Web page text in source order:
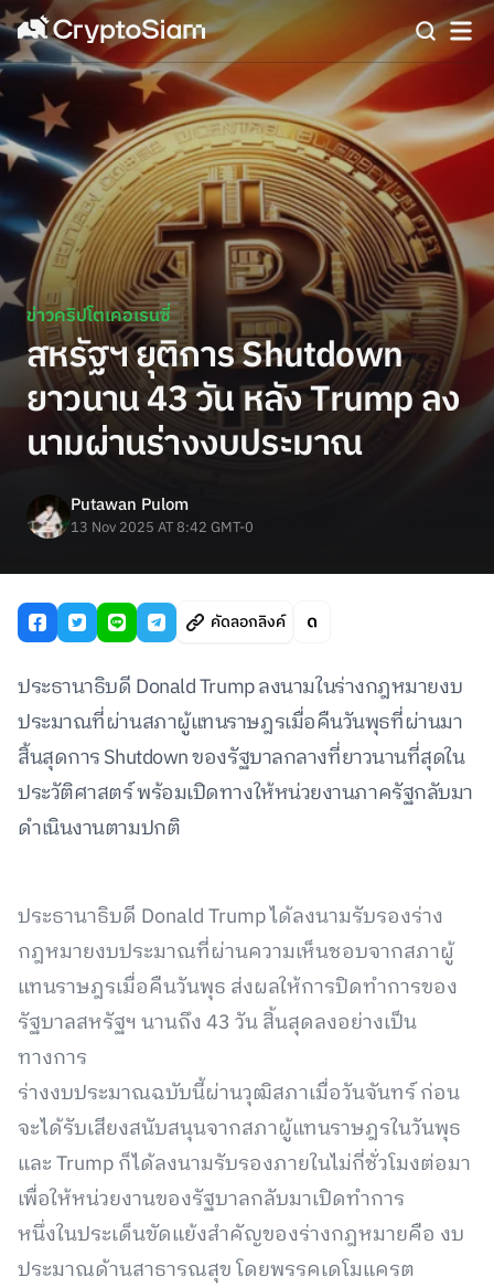
ข่าวคริปโตเคอเรนซี่
สหรัฐฯ ยุติการ Shutdown
ยาวนาน 43 วัน หลัง Trump ลง
นามผ่านร่างงบประมาณ
Putawan Pulom
13 Nov 2025 AT 8:42 GMT-0
คัดลอกลิงค์
ประธานาธิบดี Donald Trump ลงนามในร่างกฎหมายงบ
ประมาณที่ผ่านสภาผู้แทนราษฎรเมื่อคืนวันพุธที่ผ่านมา
สิ้นสุดการ Shutdown ของรัฐบาลกลางที่ยาวนานที่สุดใน
ประวัติศาสตร์ พร้อมเปิดทางให้หน่วยงานภาครัฐกลับมา
ดำเนินงานตามปกติ
ประธานาธิบดี Donald Trump ได้ลงนามรับรองร่าง
กฎหมายงบประมาณที่ผ่านความเห็นชอบจากสภาผู้
แทนราษฎรเมื่อคืนวันพุธ ส่งผลให้การปิดทำการของ
รัฐบาลสหรัฐฯ นานถึง 43 วัน สิ้นสุดลงอย่างเป็น
ทางการ
ร่างงบประมาณฉบับนี้ผ่านวุฒิสภาเมื่อวันจันทร์ ก่อน
จะได้รับเสียงสนับสนุนจากสภาผู้แทนราษฎรในวันพุธ
และ Trump ก็ได้ลงนามรับรองภายในไม่กี่ชั่วโมงต่อมา
เพื่อให้หน่วยงานของรัฐบาลกลับมาเปิดทำการ
หนึ่งในประเด็นขัดแย้งสำคัญของร่างกฎหมายคือ งบ
ประมาณด้านสาธารณสุข โดยพรรคเดโมแครต